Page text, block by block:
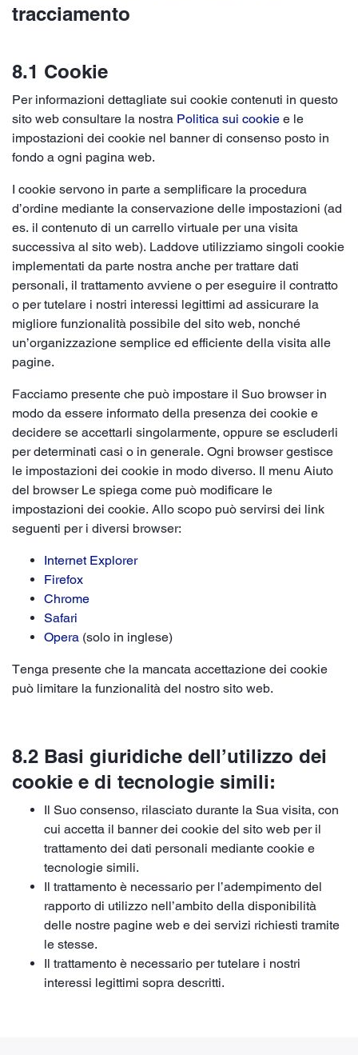
tracciamento
8.1 Cookie
Per informazioni dettagliate sui cookie contenuti in questo
sito web consultare la nostra Politica sui cookie e le
impostazioni dei cookie nel banner di consenso posto in
fondo a ogni pagina web.
I cookie servono in parte a semplificare la procedura
d’ordine mediante la conservazione delle impostazioni (ad
es. il contenuto di un carrello virtuale per una visita
successiva al sito web). Laddove utilizziamo singoli cookie
implementati da parte nostra anche per trattare dati
personali, il trattamento avviene o per eseguire il contratto
o per tutelare i nostri interessi legittimi ad assicurare la
migliore funzionalità possibile del sito web, nonché
un’organizzazione semplice ed efficiente della visita alle
pagine.
Facciamo presente che può impostare il Suo browser in
modo da essere informato della presenza dei cookie e
decidere se accettarli singolarmente, oppure se escluderli
per determinati casi o in generale. Ogni browser gestisce
le impostazioni dei cookie in modo diverso. Il menu Aiuto
del browser Le spiega come può modificare le
impostazioni dei cookie. Allo scopo può servirsi dei link
seguenti per i diversi browser:
Internet Explorer
Firefox
Chrome
Safari
Opera (solo in inglese)
Tenga presente che la mancata accettazione dei cookie
può limitare la funzionalità del nostro sito web.
8.2 Basi giuridiche dell’utilizzo dei
cookie e di tecnologie simili:
Il Suo consenso, rilasciato durante la Sua visita, con
cui accetta il banner dei cookie del sito web per il
trattamento dei dati personali mediante cookie e
tecnologie simili.
Il trattamento è necessario per l’adempimento del
rapporto di utilizzo nell’ambito della disponibilità
delle nostre pagine web e dei servizi richiesti tramite
le stesse.
Il trattamento è necessario per tutelare i nostri
interessi legittimi sopra descritti.